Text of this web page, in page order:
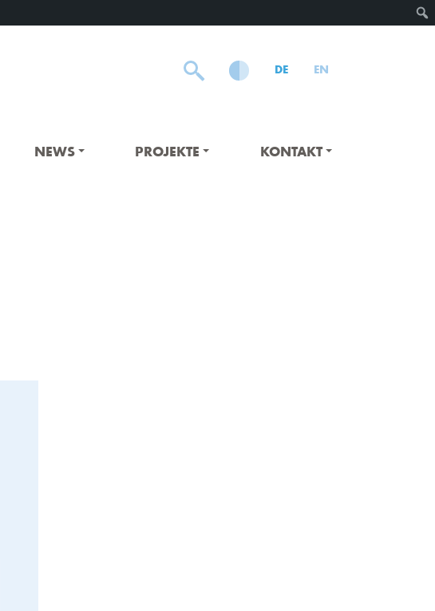
DE EN
NEWS PROJEKTE KONTAKT